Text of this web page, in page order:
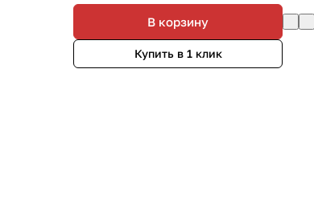
В корзину
Купить в 1 клик